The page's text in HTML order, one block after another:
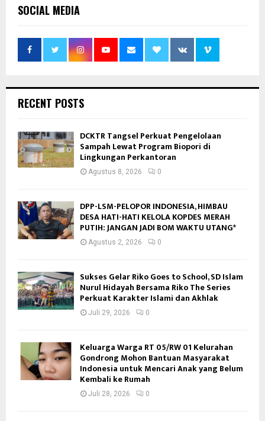
SOCIAL MEDIA
RECENT POSTS
DCKTR Tangsel Perkuat Pengelolaan
Sampah Lewat Program Biopori di
Lingkungan Perkantoran
Agustus 8, 2026 0
DPP-LSM-PELOPOR INDONESIA, HIMBAU
DESA HATI-HATI KELOLA KOPDES MERAH
PUTIH: JANGAN JADI BOM WAKTU UTANG*
Agustus 2, 2026 0
Sukses Gelar Riko Goes to School, SD Islam
Nurul Hidayah Bersama Riko The Series
Perkuat Karakter Islami dan Akhlak
Juli 29, 2026 0
Keluarga Warga RT 05/RW 01 Kelurahan
Gondrong Mohon Bantuan Masyarakat
Indonesia untuk Mencari Anak yang Belum
Kembali ke Rumah
Juli 28, 2026 0